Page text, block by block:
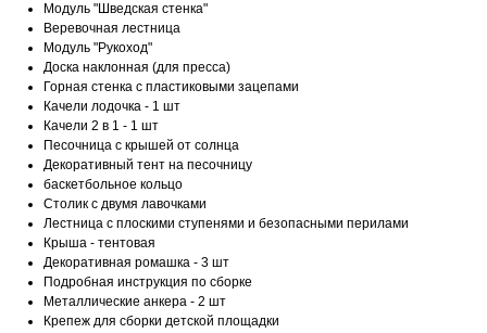
Модуль "Шведская стенка"
Веревочная лестница
Модуль "Рукоход"
Доска наклонная (для пресса)
Горная стенка с пластиковыми зацепами
Качели лодочка - 1 шт
Качели 2 в 1 - 1 шт
Песочница с крышей от солнца
Декоративный тент на песочницу
баскетбольное кольцо
Столик с двумя лавочками
Лестница с плоскими ступенями и безопасными перилами
Крыша - тентовая
Декоративная ромашка - 3 шт
Подробная инструкция по сборке
Металлические анкера - 2 шт
Крепеж для сборки детской площадки